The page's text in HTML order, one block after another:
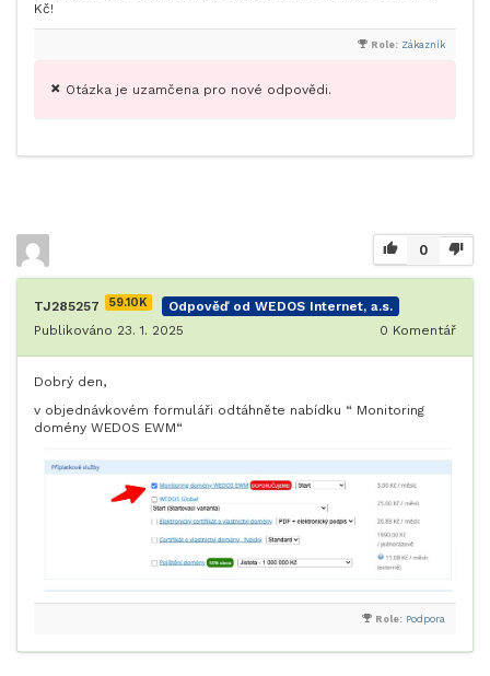
Kč!
Role: Zákazník
Otázka je uzamčena pro nové odpovědi.
0
TJ285257 59.10K
Odpověď od WEDOS Internet, a.s.
Publikováno 23. 1. 2025
0 Komentář
Dobrý den,
v objednávkovém formuláři odtáhněte nabídku “ Monitoring
domény WEDOS EWM“
Role: Podpora